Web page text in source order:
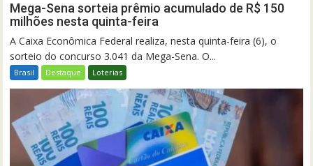
Mega-Sena sorteia prêmio acumulado de R$ 150
milhões nesta quinta-feira
A Caixa Econômica Federal realiza, nesta quinta-feira (6), o
sorteio do concurso 3.041 da Mega-Sena. O...
Brasil Destaque Loterias